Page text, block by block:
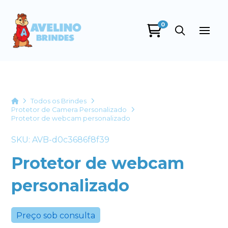
0
HomeTodos os Brindes
Protetor de Camera Personalizado
Protetor de webcam personalizado
SKU: AVB-d0c3686f8f39
Protetor de webcam
personalizado
Preço sob consulta
+55